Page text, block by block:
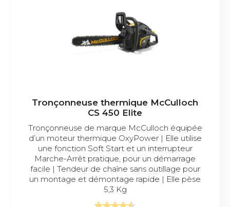
Tronçonneuse thermique McCulloch
CS 450 Elite
Tronçonneuse de marque McCulloch équipée
d’un moteur thermique OxyPower | Elle utilise
une fonction Soft Start et un interrupteur
Marche-Arrêt pratique, pour un démarrage
facile | Tendeur de chaîne sans outillage pour
un montage et démontage rapide | Elle pèse
5,3 Kg